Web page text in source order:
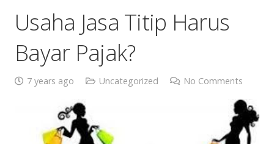
Usaha Jasa Titip Harus
Bayar Pajak?
7 years ago Uncategorized No Comments